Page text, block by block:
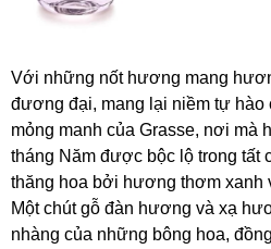
Với những nốt hương mang
đương đại, mang lại niềm tự hào
mỏng manh của Grasse, nơi mà
tháng Năm được bộc lộ trong tất
thăng hoa bởi hương thơm xanh
Một chút gỗ đàn hương và xạ
nhàng của những bông hoa,